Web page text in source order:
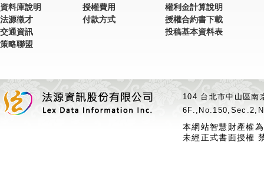
資料庫說明
法源徵才
交通資訊
策略聯盟
授權費用
付款方式
權利金計算說明
授權合約書下載
投稿基本資料表
104 台北市中山區
本網站智慧財產權
未經正式書面授權